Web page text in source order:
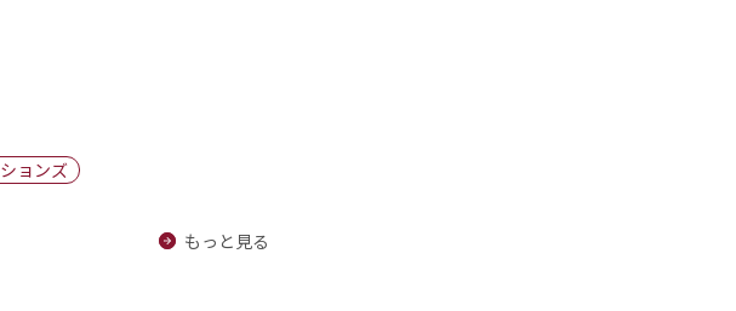
王戦
ョンズ
もっと見る